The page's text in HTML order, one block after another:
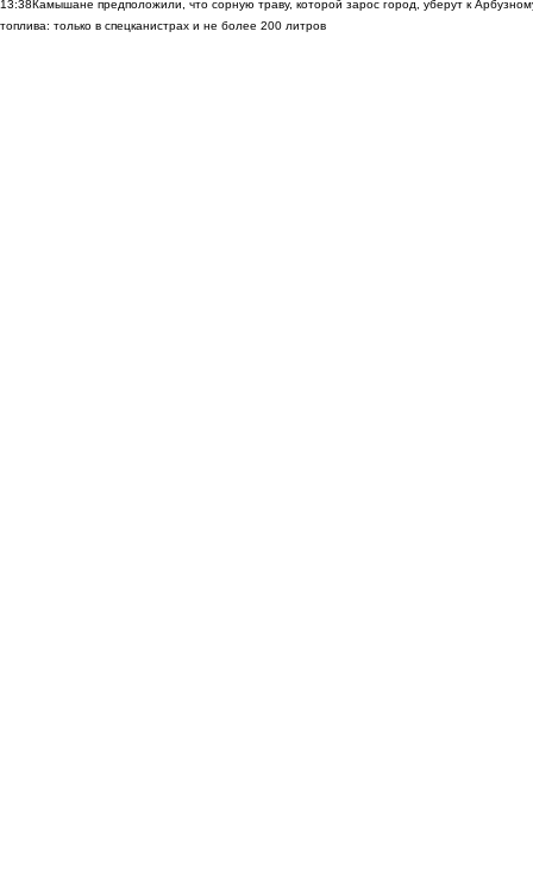
13:38Камышане предположили, что сорную траву, которой зарос город, уберут к
топлива: только в спецканистрах и не более 200 литров